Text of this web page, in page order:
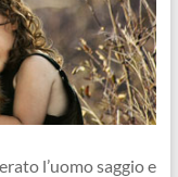
l’uomo saggio e